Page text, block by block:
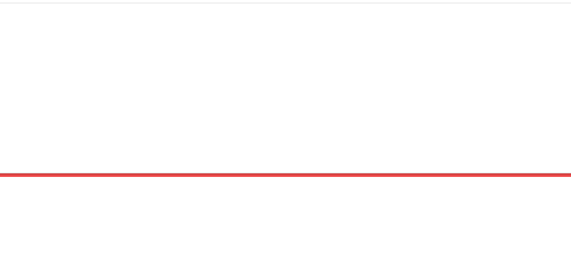
AI-Projekten
Bayerischen Bio-Erlebnistagen